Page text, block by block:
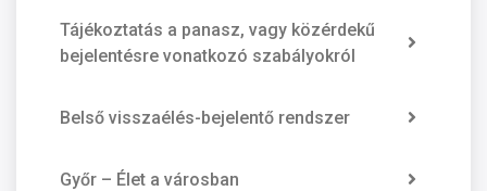
Tájékoztatás a panasz, vagy közérdekű
bejelentésre vonatkozó szabályokról
Belső visszaélés-bejelentő rendszer
Győr – Élet a városban